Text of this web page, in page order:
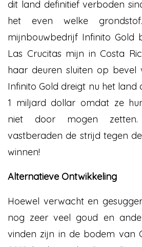
dit land definitief verboden
het even welke
mijnbouwbedrijf Infinito Gold
Las Crucitas mijn in Costa
haar deuren sluiten op bevel
Infinito Gold dreigt nu het
1 miljard dollar omdat ze
niet door mogen
vastberaden de strijd tegen
winnen!
Alternatieve Ontwikkeling
Hoewel verwacht en
nog zeer veel goud en
vinden zijn in de bodem van